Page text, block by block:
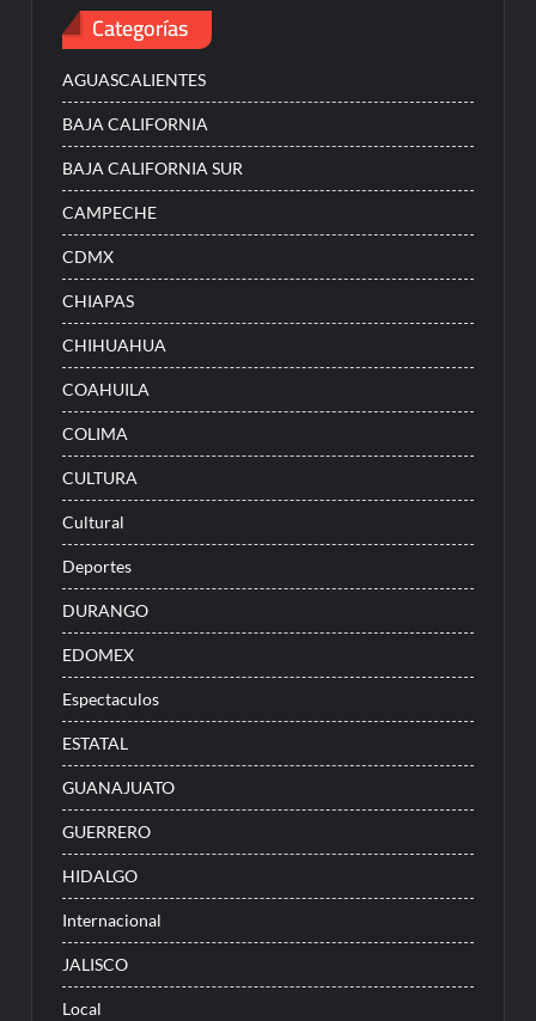
Categorías
AGUASCALIENTES
BAJA CALIFORNIA
BAJA CALIFORNIA SUR
CAMPECHE
CDMX
CHIAPAS
CHIHUAHUA
COAHUILA
COLIMA
CULTURA
Cultural
Deportes
DURANGO
EDOMEX
Espectaculos
ESTATAL
GUANAJUATO
GUERRERO
HIDALGO
Internacional
JALISCO
Local